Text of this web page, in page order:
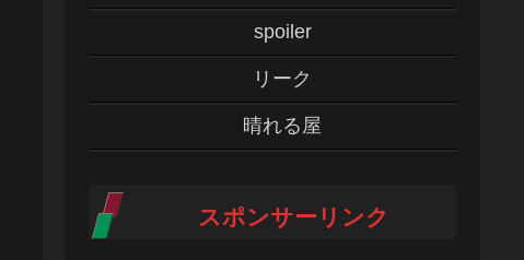
spoiler
リーク
晴れる屋
スポンサーリンク